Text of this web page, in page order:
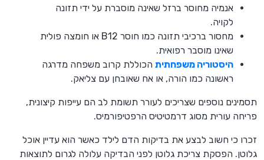
אנמיה מחוסר ברזל שאינה מוסברת על ידי תזונה
לקויה.
מחסור ברכיבי תזונה כמו חוסר B12 או חומצה פולית
שאינו מוסבר רפואית.
היסטוריה משפחתית הכוללת קרוב משפחה מדרגה
ראשונה כמו הורה, או אח שאובחן עם צליאק.
תסמינים נוספים שצריכים לעורר תשומת לב הם עייפות קיצונית,
פריחה עורית מסוג דרמטיטיס הרפטיפורמיס.
זכרו כי חשוב לבצע את בדיקות הדם לילד כאשר הוא עדיין אוכל
גלוטן. הפסקת צריכת גלוטן לפני הבדיקה עלולה לגרום לתוצאות